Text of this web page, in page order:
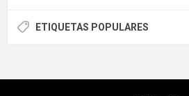
ETIQUETAS POPULARES